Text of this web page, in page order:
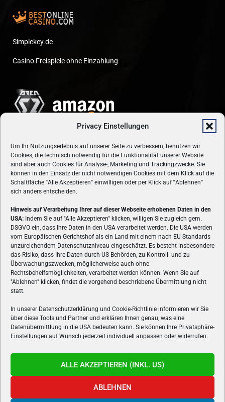
Privacy Einstellungen
Um Ihr Nutzungserlebnis auf unserer Seite zu verbessern, benutzen wir
Cookies, die technisch notwendig für die Funktionalität unserer Website
sind aber auch Cookies für Analyse-, Marketing und Trackingzwecke. Sie
können in den Einsatz der nicht notwendigen Cookies mit dem Klick auf die
Schaltfläche "Alle Akzeptieren" einwilligen oder per Klick auf"Ablehnen"
sich anders entscheiden.
Hinweis auf Verarbeitung Ihrer auf dieser Webseite erhobenen Daten in den
USA: Indem Sie auf "Alle Akzeptieren" klicken, willigen Sie zugleich gem.
DSGVO ein, dass Ihre Daten in den USA verarbeitet werden. Die USA werden
vom Europäischen Gerichtshof als ein Land mit einem nach EU-Standards
unzureichendem Datenschutzniveau eingeschätzt. Es besteht insbesondere
das Risiko, dass Ihre Daten durch US-Behörden, zu Kontroll- und zu
Überwachungszwecken, möglicherweise auch ohne
Rechtsbehelfsmöglichkeiten, verarbeitet werden können. Wenn Sie auf
"Ablehnen" klicken, findet die vorgehend beschriebene Übermittlung nicht
statt.
In unserer Datenschutzerklärung und Cookie-Richtlinie informieren wir Sie
über diese Tools und Partner und erklären Ihnen genau, was eine
Datenübermittlung in die USA bedeuten kann. Sie können Ihre Privatsphäre-
Einstellungen auf Wunsch jederzeit individuell anpassen oder widerrufen.
ALLE AKZEPTIEREN (INKL. US)
ABLEHNEN
Simplekey.de
Casino Freispiele ohne Einzahlung
ÜBER UNS
VON GAMERN, FÜR GAMER! Gamers.at ist das älteste Online-
Spielemagazin Österreichs und bringt täglich aktuelle News,
Reviews und Videos zu PC- und Konsolenspielen, Gaming-
Hardware und aus der Welt des e-Sport's.
FOLGE UNS